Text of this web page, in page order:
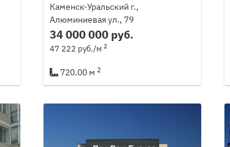
Каменск-Уральский г.,
Алюминиевая ул., 79
34 000 000 руб.
47 222 руб./м 2
720.00 м 2